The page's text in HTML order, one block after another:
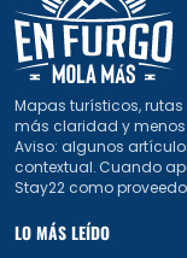
Mapas turísticos,
más claridad y
Aviso: algunos
contextual. Cuando
Stay22 como
LO MÁS LEÍDO